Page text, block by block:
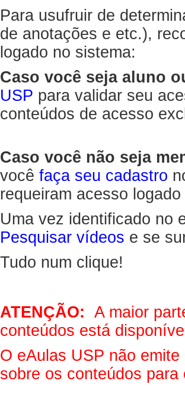
Para usufruir de
de anotações e etc.),
logado no sistema:
Caso você seja aluno
USP para validar seu
conteúdos de acesso
Caso você não seja
você faça seu cadastro
requeiram acesso
Uma vez identificado no
Pesquisar vídeos e se
Tudo num clique!
ATENÇÃO: A maior
conteúdos está
O eAulas USP não
sobre os conteúdos